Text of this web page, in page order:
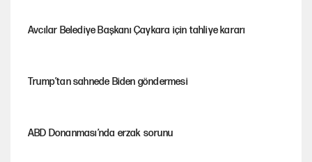
Avcılar Belediye Başkanı Çaykara için tahliye kararı
Trump’tan sahnede Biden göndermesi
ABD Donanması’nda erzak sorunu